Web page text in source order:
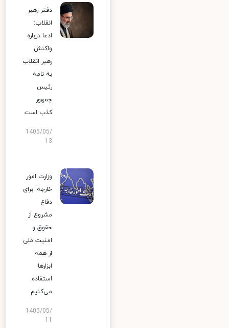
دفتر رهبر
انقلاب:
ادعا درباره
واکنش
رهبر انقلاب
به نامه
رئیس
جمهور
کذب است
1405/05/
13
وزارت امور
خارجه: برای
دفاع
مشروع از
حقوق و
امنیت ملی
از همه
ابزارها
استفاده
می‌کنیم
1405/05/